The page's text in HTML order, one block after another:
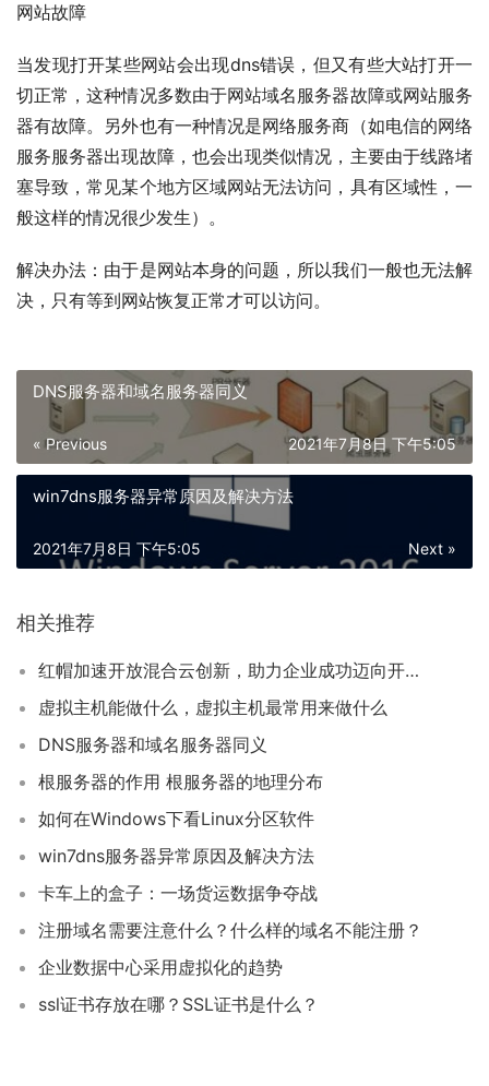
网站故障
当发现打开某些网站会出现dns错误，但又有些大站打开一
切正常，这种情况多数由于网站域名服务器故障或网站服务
器有故障。另外也有一种情况是网络服务商（如电信的网络
服务服务器出现故障，也会出现类似情况，主要由于线路堵
塞导致，常见某个地方区域网站无法访问，具有区域性，一
般这样的情况很少发生）。
解决办法：由于是网站本身的问题，所以我们一般也无法解
决，只有等到网站恢复正常才可以访问。
DNS服务器和域名服务器同义
« Previous 2021年7月8日 下午5:05
win7dns服务器异常原因及解决方法
Next »
2021年7月8日 下午5:05
相关推荐
红帽加速开放混合云创新，助力企业成功迈向开源应用时代
虚拟主机能做什么，虚拟主机最常用来做什么
DNS服务器和域名服务器同义
根服务器的作用 根服务器的地理分布
如何在Windows下看Linux分区软件
win7dns服务器异常原因及解决方法
卡车上的盒子：一场货运数据争夺战
注册域名需要注意什么？什么样的域名不能注册？
企业数据中心采用虚拟化的趋势
ssl证书存放在哪？SSL证书是什么？